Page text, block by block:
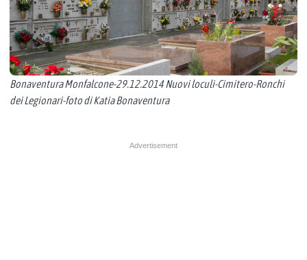
Bonaventura Monfalcone-29.12.2014 Nuovi loculi-Cimitero-Ronchi
dei Legionari-foto di Katia Bonaventura